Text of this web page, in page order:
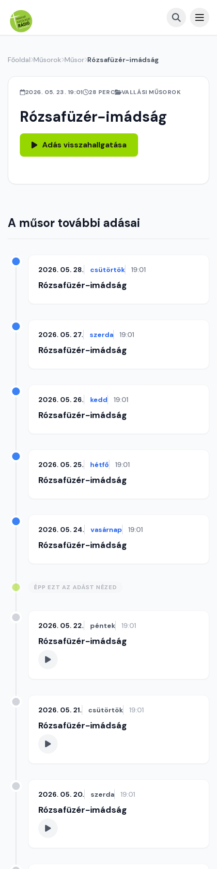
Főoldal Műsorok Műsor Rózsafüzér-imádság
2026. 05. 23. 19:01 28 PERC VALLÁSI MŰSOROK
Rózsafüzér-imádság
Adás visszahallgatása
A műsor további adásai
2026. 05. 28. csütörtök 19:01
Rózsafüzér-imádság
2026. 05. 27. szerda 19:01
Rózsafüzér-imádság
2026. 05. 26. kedd 19:01
Rózsafüzér-imádság
2026. 05. 25. hétfő 19:01
Rózsafüzér-imádság
2026. 05. 24. vasárnap 19:01
Rózsafüzér-imádság
ÉPP EZT AZ ADÁST NÉZED
2026. 05. 22. péntek 19:01
Rózsafüzér-imádság
2026. 05. 21. csütörtök 19:01
Rózsafüzér-imádság
2026. 05. 20. szerda 19:01
Rózsafüzér-imádság